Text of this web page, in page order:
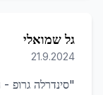
גל שמואלי
21.9.2024
"סינדרלה גרופ